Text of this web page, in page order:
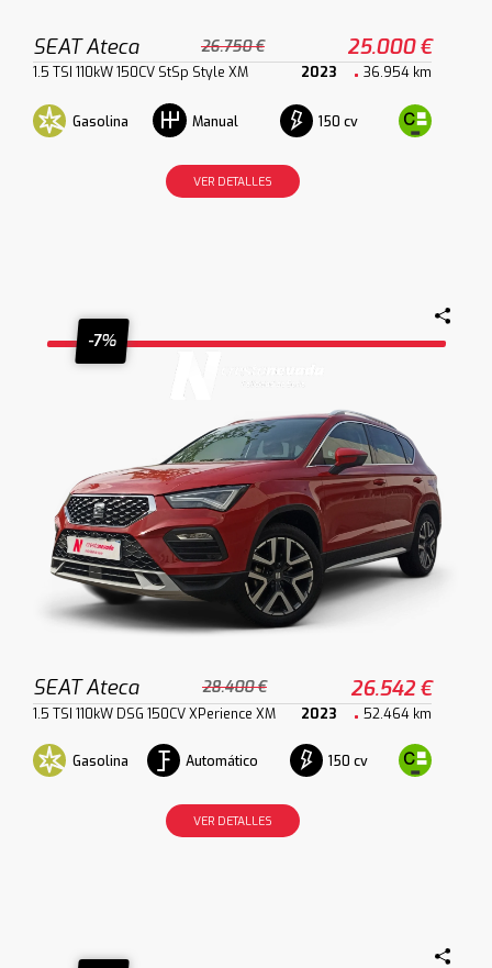
SEAT Ateca 26.750 € 25.000 €
1.5 TSI 110kW 150CV StSp Style XM 2023 36.954 km
Gasolina Manual 150 cv
VER DETALLES
-7%
SEAT Ateca 28.400 € 26.542 €
1.5 TSI 110kW DSG 150CV XPerience XM 2023 52.464 km
Gasolina Automático 150 cv
VER DETALLES